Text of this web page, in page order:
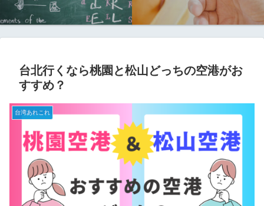
台北行くなら桃園と松山どっちの空港がお
すすめ？
台湾あれこれ